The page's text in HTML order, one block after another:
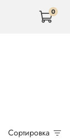
0
Сортировка